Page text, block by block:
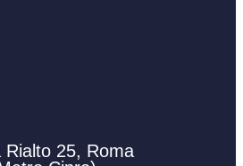
Rialto 25, Roma